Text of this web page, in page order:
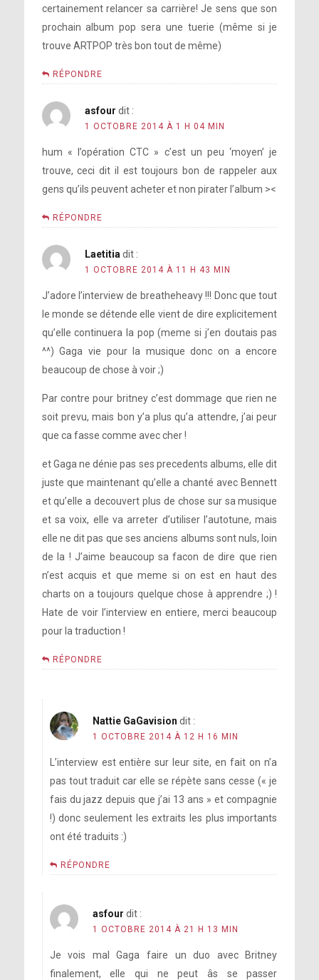
Let’s talk about the outfits. What do
you do with all of those glorious
clothes? Do you have an archive? It
must be incredible!
That’s impressive.
Not only are you fashion but also
beauty. Any beauty tips to share?
le succès est dans son
influence
t’es cassé la hanche. Cela, ajouté à
tournée. Tu travailles sans arrêt. Le
besoin plus personnel ?
Alors insinuez-vous que Madonna n’a pas
Après de nombreuses années, que
certainement relancer sa carrière! Je sens que son
prochain album pop sera une tuerie (même si je
trouve ARTPOP très bon tout de même)
RÉPONDRE
asfour dit :
1 OCTOBRE 2014 À 1 H 04 MIN
hum « l’opération CTC » c’est un peu ‘moyen’ je
trouve, ceci dit il est toujours bon de rappeler aux
gens qu’ils peuvent acheter et non pirater l’album ><
RÉPONDRE
Laetitia dit :
1 OCTOBRE 2014 À 11 H 43 MIN
J’adore l’interview de breatheheavy !!! Donc que tout
le monde se détende elle vient de dire explicitement
qu’elle continuera la pop (meme si j’en doutais pas
^^) Gaga vie pour la musique donc on a encore
beaucoup de chose à voir ;)
Par contre pour britney c’est dommage que rien ne
soit prevu, mais bon y’a plus qu’a attendre, j’ai peur
que ca fasse comme avec cher !
et Gaga ne dénie pas ses precedents albums, elle dit
juste que maintenant qu’elle a chanté avec Bennett
et qu’elle a decouvert plus de chose sur sa musique
et sa voix, elle va arreter d’utiliser l’autotune, mais
elle ne dit pas que ses anciens albums sont nuls, loin
de la ! J’aime beaucoup sa facon de dire que rien
n’est acquis et que meme si on est en haut des
charts on a toujours quelque chose à apprendre ;) !
Hate de voir l’interview en entiere, merci beaucoup
pour la traduction !
RÉPONDRE
Nattie GaGavision dit :
1 OCTOBRE 2014 À 12 H 16 MIN
L’interview est entière sur leur site, en fait on n’a
pas tout traduit car elle se répète sans cesse (« je
fais du jazz depuis que j’ai 13 ans » et compagnie
!) donc seulement les extraits les plus importants
ont été traduits :)
RÉPONDRE
asfour dit :
1 OCTOBRE 2014 À 21 H 13 MIN
Je vois mal Gaga faire un duo avec Britney
finalement, elle qui ne peut âs se passer